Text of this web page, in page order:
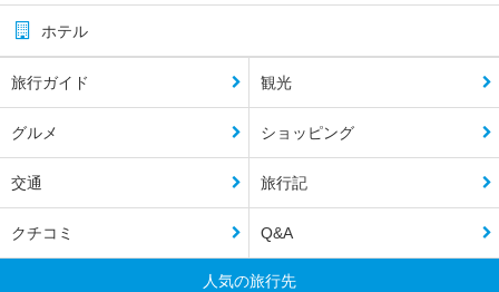
ホテル
旅行ガイド 観光
グルメ ショッピング
交通 旅行記
クチコミ Q&A
人気の旅行先